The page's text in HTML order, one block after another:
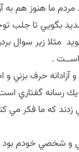
ما هنوز هم به
بگويي تا جلب
مثلا زير سوال
.
حرف بزني و
كه ما فكر مي
شخصي خودم بود